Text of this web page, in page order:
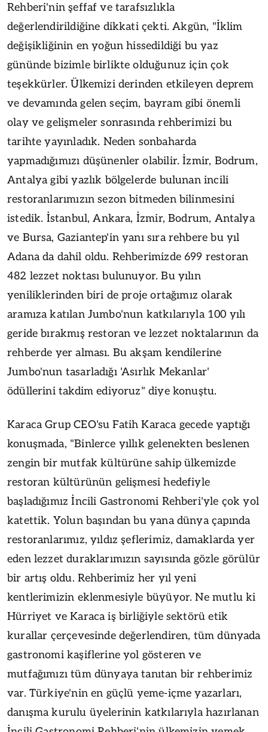
Rehberi'nin şeffaf ve tarafsızlıkla
değerlendirildiğine dikkati çekti.Akgün, "İklim
değişikliğinin en yoğun hissedildiği bu yaz
gününde bizimle birlikte olduğunuz için çok
teşekkürler. Ülkemizi derinden etkileyen deprem
ve devamında gelen seçim, bayram gibi önemli
olay ve gelişmeler sonrasında rehberimizi bu
tarihte yayınladık. Neden sonbaharda
yapmadığımızı düşünenler olabilir. İzmir, Bodrum,
Antalya gibi yazlık bölgelerde bulunan incili
restoranlarımızın sezon bitmeden bilinmesini
istedik. İstanbul, Ankara, İzmir, Bodrum, Antalya
ve Bursa, Gaziantep'in yanı sıra rehbere bu yıl
Adana da dahil oldu. Rehberimizde 699 restoran
482 lezzet noktası bulunuyor. Bu yılın
yeniliklerinden biri de proje ortağımız olarak
aramıza katılan Jumbo'nun katkılarıyla 100 yılı
geride bırakmış restoran ve lezzet noktalarının da
rehberde yer alması. Bu akşam kendilerine
Jumbo'nun tasarladığı 'Asırlık Mekanlar'
ödüllerini takdim ediyoruz" diye konuştu.
Karaca Grup CEO'su Fatih Karaca gecede yaptığı
konuşmada, "Binlerce yıllık gelenekten beslenen
zengin bir mutfak kültürüne sahip ülkemizde
restoran kültürünün gelişmesi hedefiyle
başladığımız İncili Gastronomi Rehberi'yle çok yol
katettik. Yolun başından bu yana dünya çapında
restoranlarımız, yıldız şeflerimiz, damaklarda yer
eden lezzet duraklarımızın sayısında gözle görülür
bir artış oldu. Rehberimiz her yıl yeni
kentlerimizin eklenmesiyle büyüyor. Ne mutlu ki
Hürriyet ve Karaca iş birliğiyle sektörü etik
kurallar çerçevesinde değerlendiren, tüm dünyada
gastronomi kaşiflerine yol gösteren ve
mutfağımızı tüm dünyaya tanıtan bir rehberimiz
var. Türkiye'nin en güçlü yeme-içme yazarları,
danışma kurulu üyelerinin katkılarıyla hazırlanan